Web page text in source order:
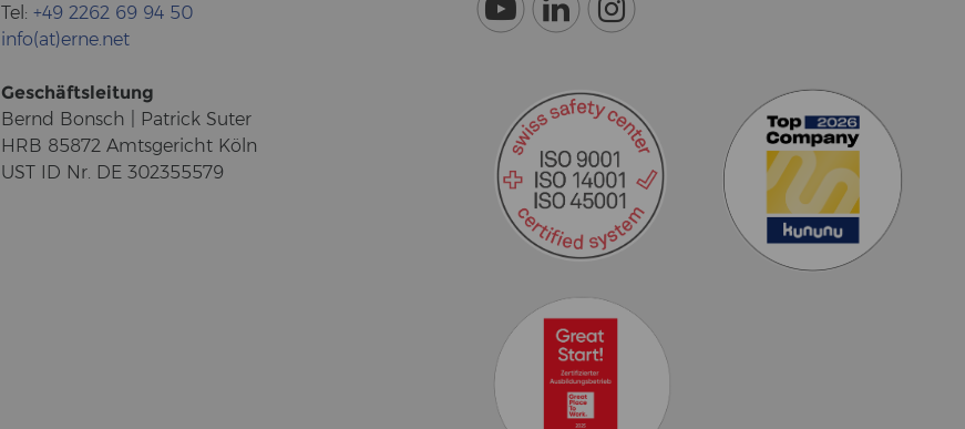
Tel: +49 2262 69 94 50
info(at)erne.net
Ge­schäfts­lei­tung
Bernd Bonsch | Pa­trick Suter
HRB 85872 Amts­ge­richt Köln
UST ID Nr. DE 302355579